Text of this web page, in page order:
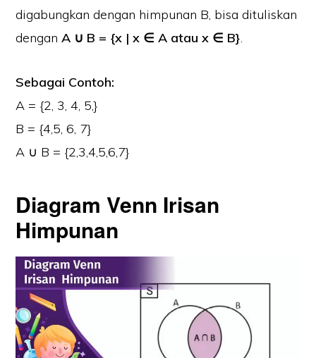
digabungkan dengan himpunan B, bisa dituliskan
denganA ∪ B = {x | x ∈ A atau x ∈ B}.
Sebagai Contoh:
A = {2, 3, 4, 5,}
B = {4,5, 6, 7}
A ∪ B = {2,3,4,5,6,7}
Diagram Venn Irisan
Himpunan